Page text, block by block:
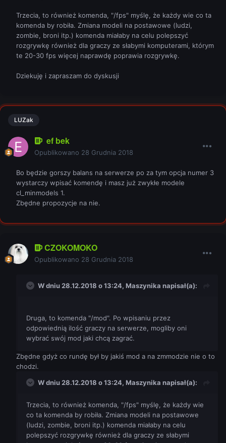
Trzecia, to również komenda, "/fps" myślę, że każdy wie co ta
komenda by robiła. Zmiana modeli na postawowe (ludzi,
zombie, broni itp.) komenda miałaby na celu polepszyć
rozgrywkę również dla graczy ze słabymi komputerami, którym
te 20-30 fps więcej naprawdę poprawia rozgrywkę.
Dziekuję i zapraszam do dyskusji
LUZak
ef bek
Opublikowano 28 Grudnia 2018
Bo będzie gorszy balans na serwerze po za tym opcja numer 3
wystarczy wpisać komendę i masz już zwykłe modele
cl_minmodels 1.
Zbędne propozycje na nie.
CZOKOMOKO
Opublikowano 28 Grudnia 2018
W dniu 28.12.2018 o 13:24, Maszynika napisał(a):
Druga, to komenda "/mod". Po wpisaniu przez
odpowiednią ilość graczy na serwerze, mogliby oni
wybrać swój mod jaki chcą zagrać.
Zbędne gdyż co rundę był by jakiś mod a na zmmodzie nie o to
chodzi.
W dniu 28.12.2018 o 13:24, Maszynika napisał(a):
Trzecia, to również komenda, "/fps" myślę, że każdy wie
co ta komenda by robiła. Zmiana modeli na postawowe
(ludzi, zombie, broni itp.) komenda miałaby na celu
polepszyć rozgrywkę również dla graczy ze słabymi